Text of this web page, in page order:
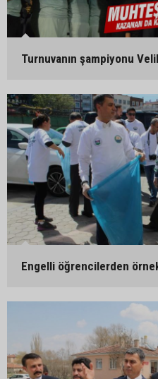
Turnuvanın şampiyonu
Engelli öğrencilerden